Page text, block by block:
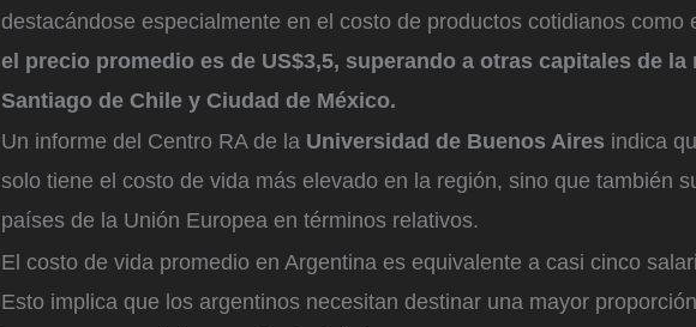
destacándose especialmente en el costo de productos cotidianos como
el precio promedio es de US$3,5, superando a otras capitales de la
Santiago de Chile y Ciudad de México.
Un informe del Centro RA de la Universidad de Buenos Aires indica
solo tiene el costo de vida más elevado en la región, sino que también
países de la Unión Europea en términos relativos.
El costo de vida promedio en Argentina es equivalente a casi cinco
Esto implica que los argentinos necesitan destinar una mayor